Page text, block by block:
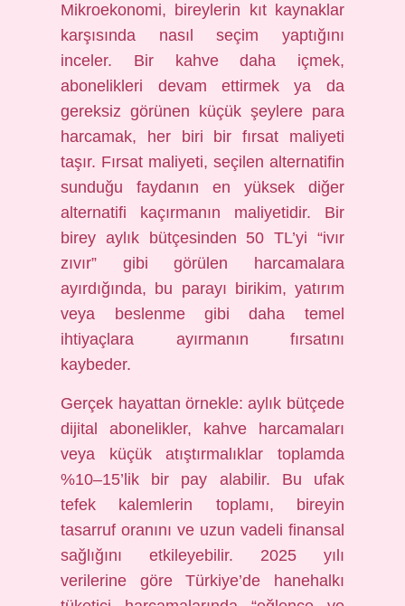
Mikroekonomi, bireylerin kıt kaynaklar
karşısında nasıl seçim yaptığını
inceler. Bir kahve daha içmek,
abonelikleri devam ettirmek ya da
gereksiz görünen küçük şeylere para
harcamak, her biri bir fırsat maliyeti
taşır. Fırsat maliyeti, seçilen alternatifin
sunduğu faydanın en yüksek diğer
alternatifi kaçırmanın maliyetidir. Bir
birey aylık bütçesinden 50 TL’yi “ivır
zıvır” gibi görülen harcamalara
ayırdığında, bu parayı birikim, yatırım
veya beslenme gibi daha temel
ihtiyaçlara ayırmanın fırsatını
kaybeder.
Gerçek hayattan örnekle: aylık bütçede
dijital abonelikler, kahve harcamaları
veya küçük atıştırmalıklar toplamda
%10–15’lik bir pay alabilir. Bu ufak
tefek kalemlerin toplamı, bireyin
tasarruf oranını ve uzun vadeli finansal
sağlığını etkileyebilir. 2025 yılı
verilerine göre Türkiye’de hanehalkı